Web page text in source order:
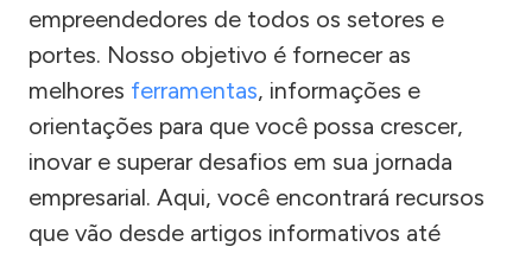
empreendedores de todos os setores e
portes. Nosso objetivo é fornecer as
melhores ferramentas, informações e
orientações para que você possa crescer,
inovar e superar desafios em sua jornada
empresarial. Aqui, você encontrará recursos
que vão desde artigos informativos até